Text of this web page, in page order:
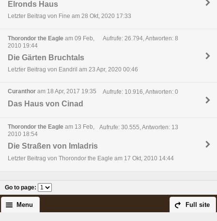
Elronds Haus
Letzter Beitrag von Fine am 28 Okt, 2020 17:33
Thorondor the Eagle am 09 Feb,
2010 19:44
Aufrufe: 26.794, Antworten: 8
Die Gärten Bruchtals
Letzter Beitrag von Eandril am 23 Apr, 2020 00:46
Curanthor am 18 Apr, 2017 19:35 Aufrufe: 10.916, Antworten: 0
Das Haus von Cinad
Thorondor the Eagle am 13 Feb,
2010 18:54
Aufrufe: 30.555, Antworten: 13
Die Straßen von Imladris
Letzter Beitrag von Thorondor the Eagle am 17 Okt, 2010 14:44
Go to page:
Full site
Menu